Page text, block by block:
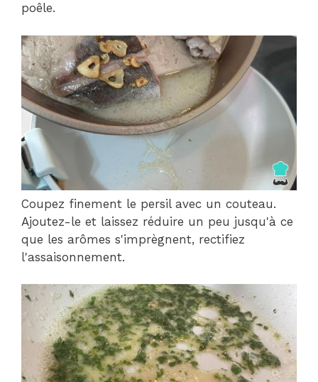
poêle.
Coupez finement le persil avec un couteau.
Ajoutez-le et laissez réduire un peu jusqu'à ce
que les arômes s'imprègnent, rectifiez
l'assaisonnement.